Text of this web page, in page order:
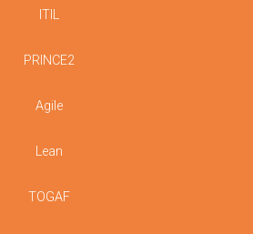
ITIL
PRINCE2
Agile
Lean
TOGAF